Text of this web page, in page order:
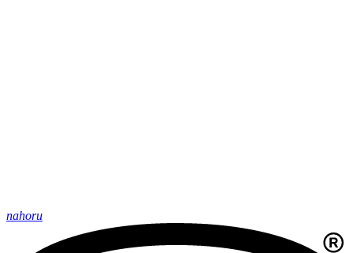
nahoru